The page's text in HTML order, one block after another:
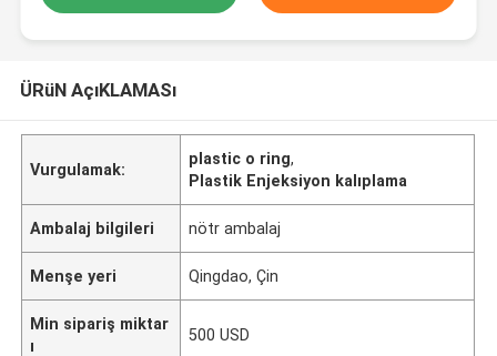
ÜRüN AçıKLAMASı
Vurgulamak:
plastic o ring,
Plastik Enjeksiyon kalıplama
Ambalaj bilgileri nötr ambalaj
Menşe yeri Qingdao, Çin
Min sipariş miktar
ı
500 USD